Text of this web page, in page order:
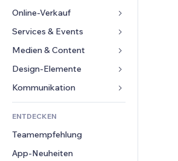
Anzeigen
Mobil
Statistiken
Website-Einträge
E-Mail
Online-Verkauf
Apps für Shops
Versand & Lieferung
Verkaufen-Buttons
Buchhaltung
Gutscheine & Treuebonus
Lagerlösungen
Services & Events
Hotels
Events
Restaurants
Immobilien
Buchungen
Medien & Content
Galerie
Musik
Podcasts
Fotografie
Video
PDF
Design-Elemente
Karten & Navigation
Datenschutz & Sicherheit
Uhr
Seiten-Vorlagen
Bildeffekte
Formulare
Umfragen
Chat
ENTDECKEN
Teamempfehlung
App-Neuheiten